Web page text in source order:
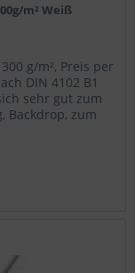
m² Weiß
g/m², Preis per
DIN 4102 B1
sehr gut zum
Backdrop, zum